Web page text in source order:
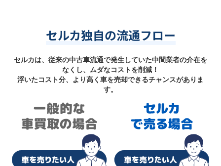
セルカ独自の流通フロー
セルカは、従来の中古車流通で発生していた中間業者の介在を
なくし、ムダなコストを削減！
浮いたコスト分、より高く車を売却できるチャンスがありま
す。